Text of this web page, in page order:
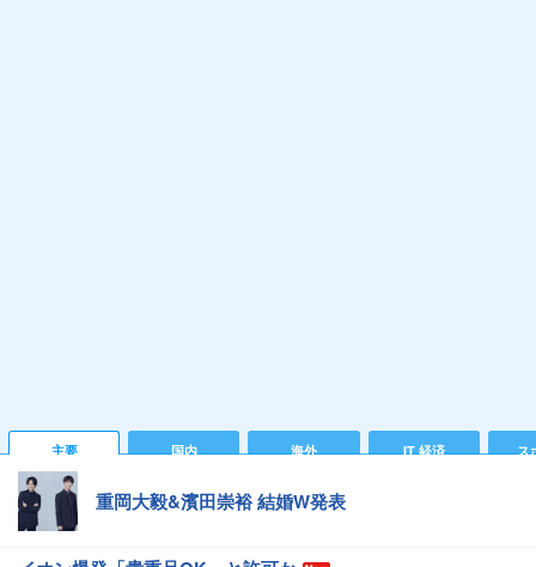
主要 国内 海外 IT 経済 ス
重岡大毅&濱田崇裕 結婚W発表